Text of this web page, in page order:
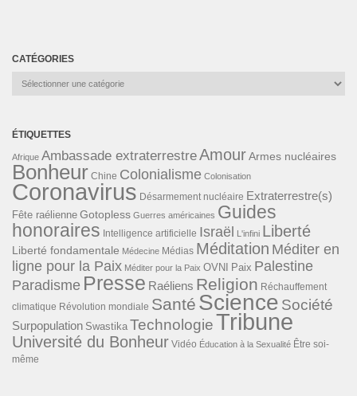
CATÉGORIES
Catégories
ÉTIQUETTES
Afrique Ambassade extraterrestreAmourArmes nucléaires
Bonheur Chine Colonialisme Colonisation
Coronavirus Désarmement nucléaire Extraterrestre(s)
Fête raélienne Gotopless Guerres américaines Guides
honoraires Intelligence artificielle Israël L'infini Liberté
Liberté fondamentale Médecine Médias Méditation Méditer en
ligne pour la Paix Méditer pour la Paix OVNI Paix Palestine
Paradisme Presse Raéliens Religion Réchauffement
climatique Révolution mondiale Santé Science Société
Surpopulation Swastika TechnologieTribune
Université du Bonheur Vidéo Éducation à la Sexualité Être soi-
même